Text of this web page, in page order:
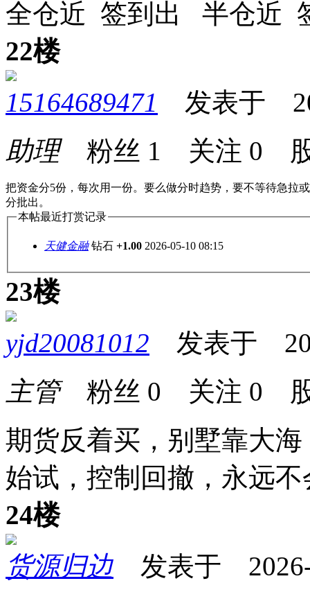
全仓近 签到出 半仓近
22楼
15164689471
发表于
助理粉丝 1 关注 0
把资金分5份，每次用一份。要么做分时趋势，要不等待急拉
分批出。
本帖最近打赏记录
天健金融 钻石 +1.00 2026-05-10 08:15
23楼
yjd20081012 发表于
主管粉丝 0 关注 0
期货反着买，别墅靠大
始试，控制回撤，永远不
24楼
货源归边 发表于 2026-